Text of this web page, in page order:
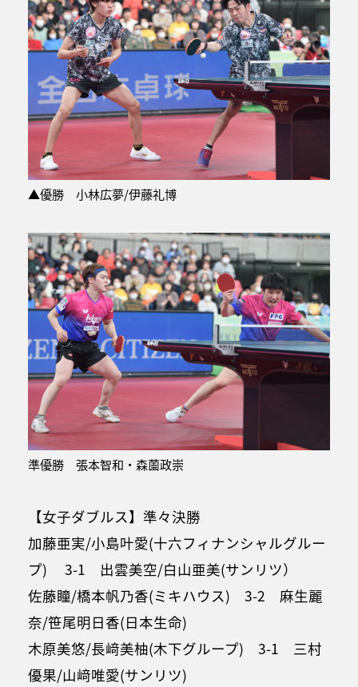
▲優勝 小林広夢/伊藤礼博
準優勝 張本智和・森薗政崇
【女子ダブルス】準々決勝
加藤亜実/小島叶愛(十六フィナンシャルグルー
プ) 3-1 出雲美空/白山亜美(サンリツ）
佐藤瞳/橋本帆乃香(ミキハウス) 3-2 麻生麗
奈/笹尾明日香(日本生命)
木原美悠/長﨑美柚(木下グループ) 3-1 三村
優果/山﨑唯愛(サンリツ)